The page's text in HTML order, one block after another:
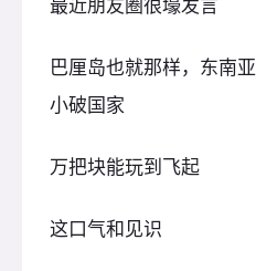
巴厘岛也就那样，东南亚
小破国家
万把块能玩到飞起
这口气和见识